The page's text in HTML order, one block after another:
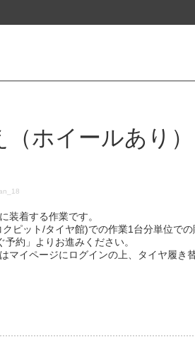
（ホイールあり
装着する作業です。
ピット/タイヤ館)での作業1台分単位で
約」よりお進みください。
マイページにログインの上、タイヤ履き